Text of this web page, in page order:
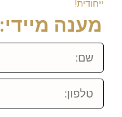
ייחודית!
מענה מיידי: 072-3922-459